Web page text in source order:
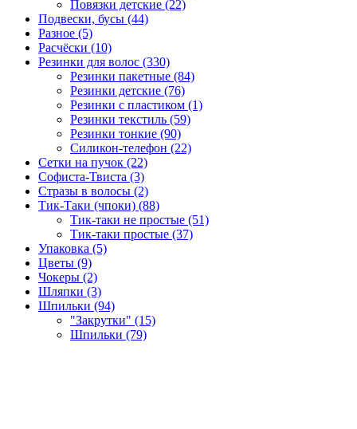
Повязки детские (22)
Подвески, бусы (44)
Разное (5)
Расчёски (10)
Резинки для волос (330)
Резинки пакетные (84)
Резинки детские (76)
Резинки с пластиком (1)
Резинки текстиль (59)
Резинки тонкие (90)
Силикон-телефон (22)
Сетки на пучок (22)
Софиста-Твиста (3)
Стразы в волосы (2)
Тик-Таки (чпоки) (88)
Тик-таки не простые (51)
Тик-таки простые (37)
Упаковка (5)
Цветы (9)
Чокеры (2)
Шляпки (3)
Шпильки (94)
"Закрутки" (15)
Шпильки (79)